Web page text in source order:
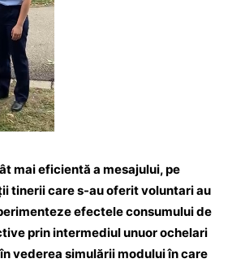
mai eficientă a mesajului, pe
tinerii care s-au oferit voluntari au
efectele consumului de
prin intermediul unuor ochelari
vederea simulării modului în care